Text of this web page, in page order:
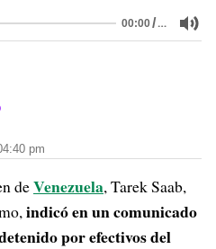
00:00/…
pm
deVenezuela, Tarek Saab,
indicó en un comunicado
por efectivos del